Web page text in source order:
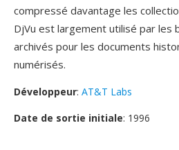
compressé davantage les
DjVu est largement utilisé par les
archivés pour les documents
numérisés.
Développeur: AT&T Labs
Date de sortie initiale: 1996